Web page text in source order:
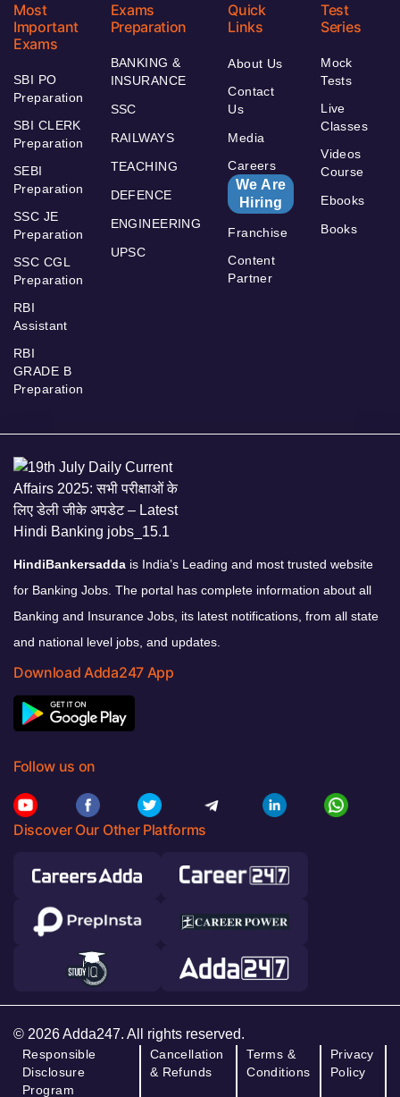
Most
Important
Exams
SBI PO
Preparation
SBI CLERK
Preparation
SEBI
Preparation
SSC JE
Preparation
SSC CGL
Preparation
RBI
Assistant
RBI
GRADE B
Preparation
Exams
Preparation
BANKING &
INSURANCE
SSC
RAILWAYS
TEACHING
DEFENCE
ENGINEERING
UPSC
Quick
Links
About Us
Contact
Us
Media
Careers
We Are
Hiring
Franchise
Content
Partner
Test
Series
Mock
Tests
Live
Classes
Videos
Course
Ebooks
Books
HindiBankersadda is India’s Leading and most trusted website
for Banking Jobs. The portal has complete information about all
Banking and Insurance Jobs, its latest notifications, from all state
and national level jobs, and updates.
Download Adda247 App
Follow us on
Discover Our Other Platforms
© 2026 Adda247. All rights reserved.
Responsible
Disclosure
Program
Cancellation
& Refunds
Terms &
Conditions
Privacy
Policy